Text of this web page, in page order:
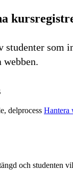
studenter som
delprocess Hantera
och studenten